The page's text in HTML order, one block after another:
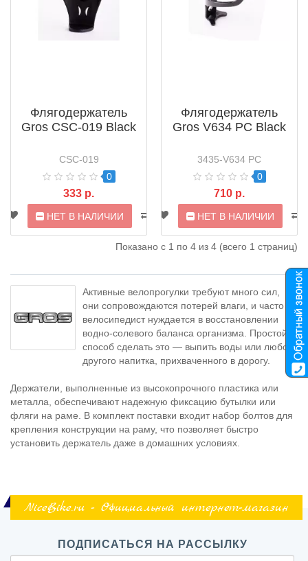
Флягодержатель
Gros CSC-019 Black
CSC-019
0
333 р.
НЕТ В НАЛИЧИИ
Флягодержатель
Gros V634 PC Black
3435-V634 PC
0
710 р.
НЕТ В НАЛИЧИИ
Показано с 1 по 4 из 4 (всего 1 страниц)
Активные велопрогулки требуют много сил,
они сопровождаются потерей влаги, и часто
велосипедист нуждается в восстановлении
водно-солевого баланса организма. Простой
способ сделать это — выпить воды или любого
другого напитка, прихваченного в дорогу.
Держатели, выполненные из высокопрочного пластика или
металла, обеспечивают надежную фиксацию бутылки или
фляги на раме. В комплект поставки входит набор болтов для
крепления конструкции на раму, что позволяет быстро
установить держатель даже в домашних условиях.
NiceBike.ru - Официальный интернет-магазин
ПОДПИСАТЬСЯ НА РАССЫЛКУ